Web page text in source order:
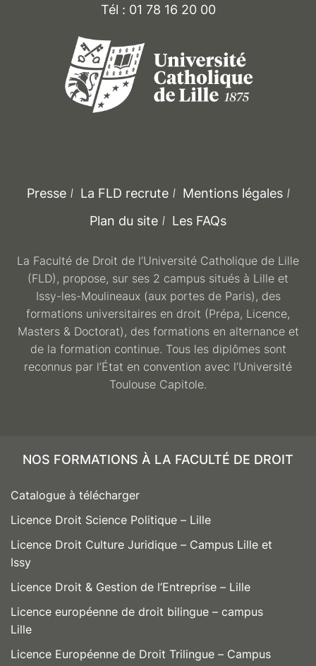
Tél : 01 78 16 20 00
Presse La FLD recrute
Mentions légales
Plan du site
Les FAQs
La Faculté de Droit de l’Université Catholique de Lille
(FLD), propose, sur ses 2 campus situés à Lille et
Issy-les-Moulineaux (aux portes de Paris), des
formations universitaires en droit (Prépa, Licence,
Masters & Doctorat), des formations en alternance et
de la formation continue. Tous les diplômes sont
reconnus par l’État en convention avec l’Université
Toulouse Capitole.
NOS FORMATIONS À LA FACULTÉ DE DROIT
Catalogue à télécharger
Licence Droit Science Politique – Lille
Licence Droit Culture Juridique – Campus Lille et
Issy
Licence Droit & Gestion de l’Entreprise – Lille
Licence européenne de droit bilingue – campus
Lille
Licence Européenne de Droit Trilingue – Campus